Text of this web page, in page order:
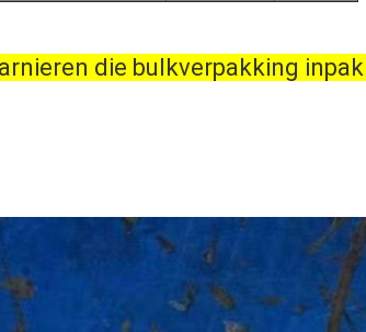
die bulkverpakking